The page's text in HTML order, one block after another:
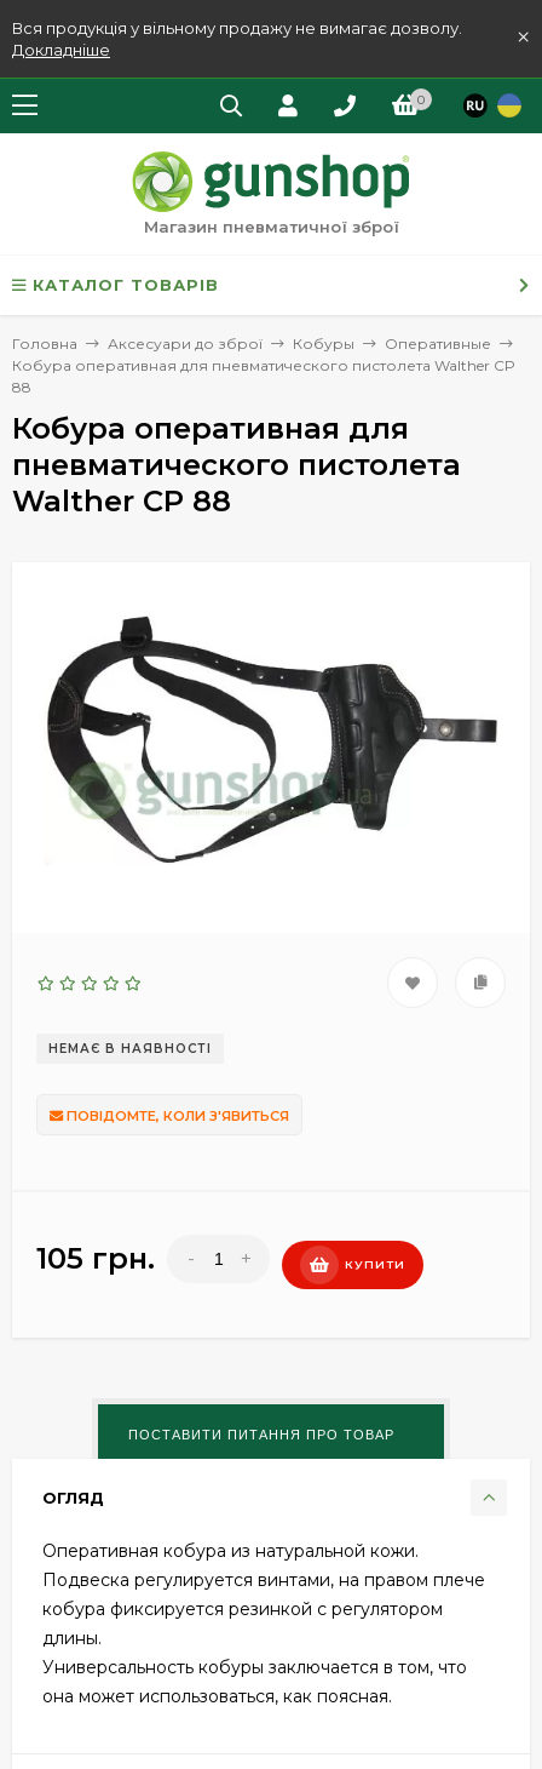
Вся продукція у вільному продажу не вимагає дозволу.
Докладніше
×
0
Магазин пневматичної зброї
КАТАЛОГ ТОВАРІВ
Головна Аксесуари до зброї Кобуры
Оперативные
Кобура оперативная для пневматического пистолета Walther CP
88
Кобура оперативная для
пневматического пистолета
Walther CP 88
НЕМАЄ В НАЯВНОСТІ
ПОВІДОМТЕ, КОЛИ З'ЯВИТЬСЯ
105 грн. - + КУПИТИ
ОГЛЯД
Оперативная кобура из натуральной кожи.
Подвеска регулируется винтами, на правом плече
кобура фиксируется резинкой с регулятором
длины.
Универсальность кобуры заключается в том, что
она может использоваться, как поясная.